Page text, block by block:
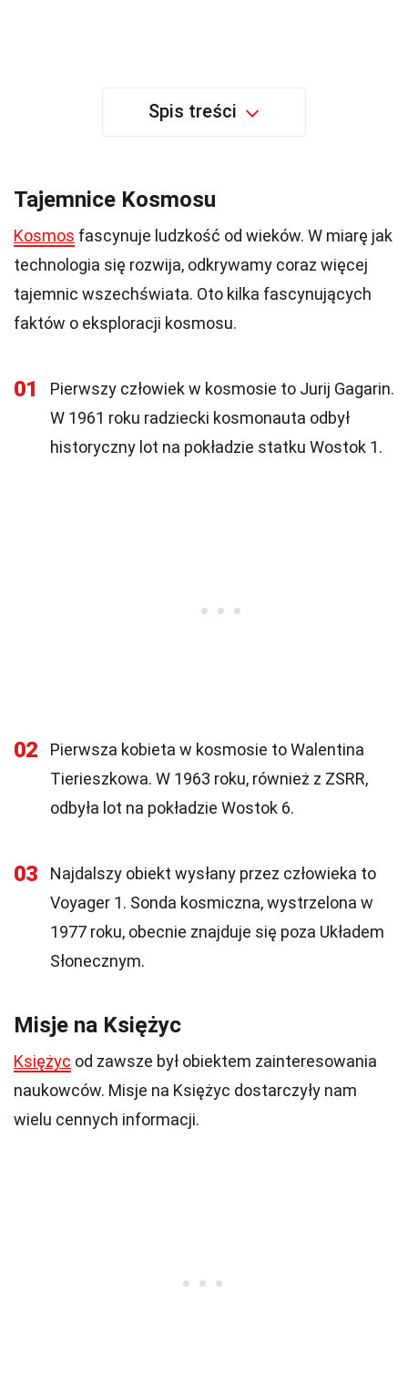
Spis treści
Tajemnice Kosmosu
Kosmos fascynuje ludzkość od wieków. W miarę jak
technologia się rozwija, odkrywamy coraz więcej
tajemnic wszechświata. Oto kilka fascynujących
faktów o eksploracji kosmosu.
01
Pierwszy człowiek w kosmosie to Jurij Gagarin.
W 1961 roku radziecki kosmonauta odbył
historyczny lot na pokładzie statku Wostok 1.
02
Pierwsza kobieta w kosmosie to Walentina
Tierieszkowa. W 1963 roku, również z ZSRR,
odbyła lot na pokładzie Wostok 6.
03
Najdalszy obiekt wysłany przez człowieka to
Voyager 1. Sonda kosmiczna, wystrzelona w
1977 roku, obecnie znajduje się poza Układem
Słonecznym.
Misje na Księżyc
Księżyc od zawsze był obiektem zainteresowania
naukowców. Misje na Księżyc dostarczyły nam
wielu cennych informacji.